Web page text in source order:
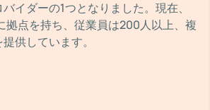
イダーの1つとなりました。現在、
拠点を持ち、従業員は200人以上、複
供しています。